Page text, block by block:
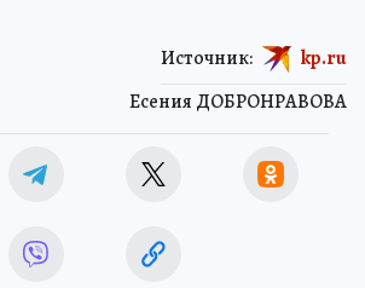
Есения ДОБРОНРАВОВА
Источник: kp.ru